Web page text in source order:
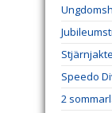
Speedo
2